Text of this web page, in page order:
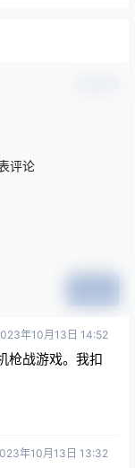
评论
年10月13日 14:52
枪战游戏。我扣
年10月13日 13:32